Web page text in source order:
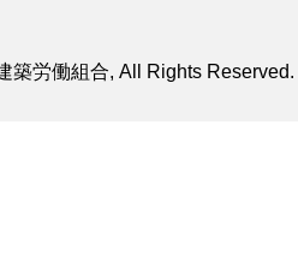
築労働組合, All Rights Reserved.